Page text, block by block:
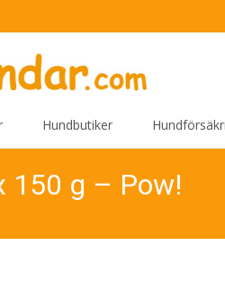
Hundbutiker
150 g – Pow!